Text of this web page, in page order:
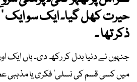
حیرت کھل گیا۔ ایک سو ایک
ذکر تھا ۔
جنہوں نے دنیا بدل کر رکھ دی۔ ہاں ایک
میں کسی قسم کی نسلی‘ فکری یا